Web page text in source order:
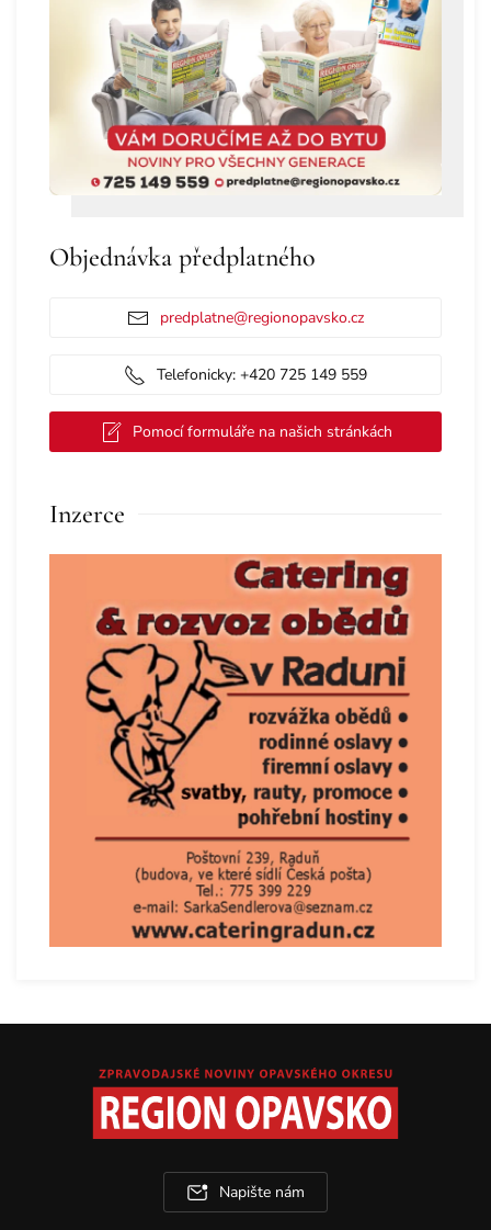
Objednávka předplatného
predplatne@regionopavsko.cz
Telefonicky: +420 725 149 559
Pomocí formuláře na našich stránkách
Inzerce
Napište nám